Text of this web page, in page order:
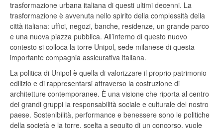
trasformazione urbana italiana di questi ultimi decenni. La
trasformazione è avvenuta nello spirito della complessità della
città italiana: uffici, negozi, banche, residenze, un grande parco
e una nuova piazza pubblica. All’interno di questo nuovo
contesto si colloca la torre Unipol, sede milanese di questa
importante compagnia assicurativa italiana.
La politica di Unipol è quella di valorizzare il proprio patrimonio
edilizio e di rappresentarsi attraverso la costruzione di
architetture contemporanee. È una visione che riporta al centro
dei grandi gruppi la responsabilità sociale e culturale del nostro
paese. Sostenibilità, performance e benessere sono le politiche
della società e la torre, scelta a seguito di un concorso, vuole